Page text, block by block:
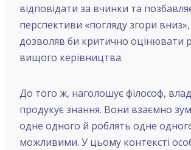
відповідати за вчинки та
перспективи «погляду згори
дозволяв би критично оцінювати
вищого керівництва.
До того ж, наголошує філософ,
продукує знання. Вони взаємно
одне одного й роблять одне
можливими. У цьому контексті